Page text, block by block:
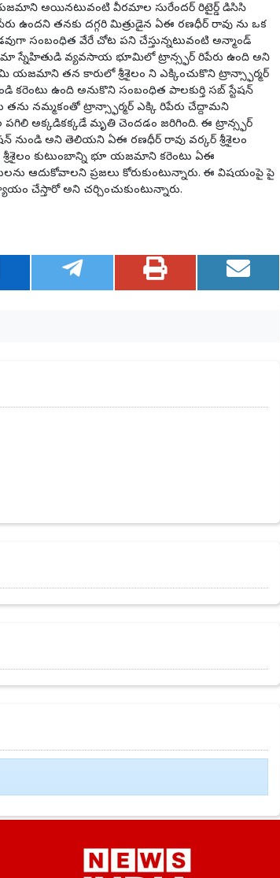
అయినటువంటి వీరమాల సురేందర్ రిటైర్డ్ డిసిసి
ఉందని తనకు దగ్గరి మిత్రుడైన ఏఈ రణధీర్ రావు ను ఒక
సంబంధిత వేరే చోట పని చేస్తున్నటువంటి అన్మాండ్
మా స్నేహితుడి వ్యవసాయ భూమిలో ట్రాన్స్ఫర్ రిపేరు ఉంది అని
తన కారులో శ్రీశైలం ని ఎక్కించుకొని ట్రాన్స్ఫార్మర్
కరెంటు ఉంది అనుకొని సంబంధిత పాలకుర్తి సబ్ స్టేషన్
తను నమ్మకంతో ట్రాన్స్ఫార్మర్ ఎక్కి రిపేరు చేద్దామని
అక్కడికక్కడే మృతి చెందడం జరిగింది. ఈ ట్రాన్స్ఫర్
నుండి అని తెలియని ఏఈ రణధీర్ రావు వర్కర్ శ్రీశైలం
కుటుంబాన్ని భూ యజమాని కరెంటు ఏఈ
ఆదుకోవాలని ప్రజలు కోరుకుంటున్నారు. ఈ విషయంపై పై
చేస్తారో అని చర్చించుకుంటున్నారు.